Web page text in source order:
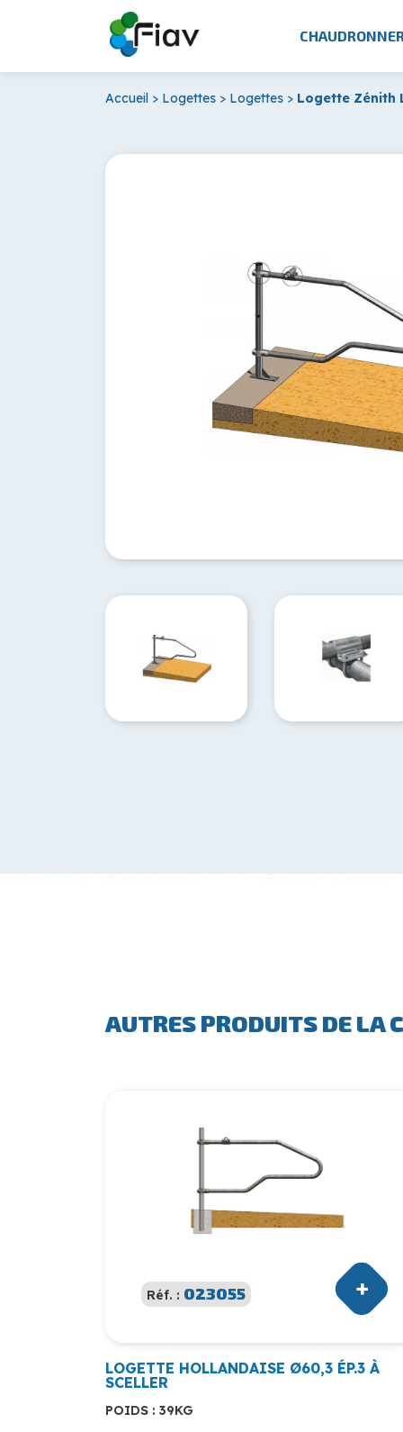
Accueil > Logettes > Logettes > Logette Zénith
AUTRES PRODUITS DE LA
Réf. : 023055
LOGETTE HOLLANDAISE Ø60,3 ÉP.3 À
SCELLER
POIDS : 39KG